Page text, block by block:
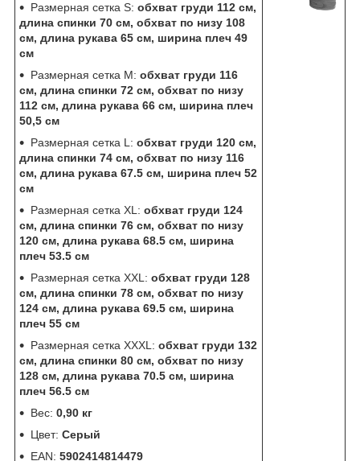
Размерная сетка S: обхват груди 112 см,
длина спинки 70 см, обхват по низу 108
см, длина рукава 65 см, ширина плеч 49
см
Размерная сетка М: обхват груди 116
см, длина спинки 72 см, обхват по низу
112 см, длина рукава 66 см, ширина плеч
50,5 см
Размерная сетка L: обхват груди 120 см,
длина спинки 74 см, обхват по низу 116
см, длина рукава 67.5 см, ширина плеч 52
см
Размерная сетка XL: обхват груди 124
см, длина спинки 76 см, обхват по низу
120 см, длина рукава 68.5 см, ширина
плеч 53.5 см
Размерная сетка XXL: обхват груди 128
см, длина спинки 78 см, обхват по низу
124 см, длина рукава 69.5 см, ширина
плеч 55 см
Размерная сетка XXXL: обхват груди 132
см, длина спинки 80 см, обхват по низу
128 см, длина рукава 70.5 см, ширина
плеч 56.5 см
Вес: 0,90 кг
Цвет: Серый
EAN: 5902414814479